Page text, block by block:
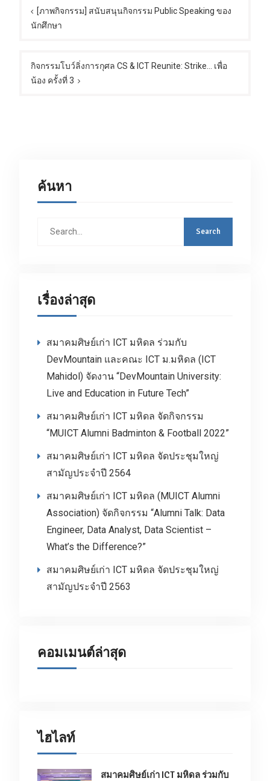
เรื่อง[ภาพกิจกรรม] สนับสนุนกิจกรรม Public Speaking ของ
นักศึกษา
กิจกรรมโบว์ลิ่งการกุศล CS & ICT Reunite: Strike… เพื่อ
น้อง ครั้งที่ 3
ค้นหา
เรื่องล่าสุด
สมาคมศิษย์เก่า ICT มหิดล ร่วมกับ
DevMountain และคณะ ICT ม.มหิดล (ICT
Mahidol) จัดงาน “DevMountain University:
Live and Education in Future Tech”
สมาคมศิษย์เก่า ICT มหิดล จัดกิจกรรม
“MUICT Alumni Badminton & Football 2022”
สมาคมศิษย์เก่า ICT มหิดล จัดประชุมใหญ่
สามัญประจำปี 2564
สมาคมศิษย์เก่า ICT มหิดล (MUICT Alumni
Association) จัดกิจกรรม “Alumni Talk: Data
Engineer, Data Analyst, Data Scientist –
What’s the Difference?”
สมาคมศิษย์เก่า ICT มหิดล จัดประชุมใหญ่
สามัญประจำปี 2563
คอมเมนต์ล่าสุด
ไฮไลท์
สมาคมศิษย์เก่า ICT มหิดล ร่วมกับ